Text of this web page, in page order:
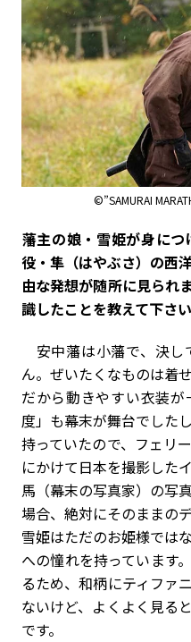
©”SAMURAI
――藩主の娘・雪姫が身に
役・隼（はやぶさ）の西
由な発想が随所に見られ
識したことを教えて下さい
安中藩は小藩で、決し
ん。ぜいたくなものは着
だから動きやすい衣装
度」も幕末が舞台でした
持っていたので、フェリ
にかけて日本を撮影した
馬（幕末の写真家）の写
場合、絶対にそのままの
雪姫はただのお姫様では
への憧れを持っています
るため、和柄にティファ
ないけど、よくよく見る
です。